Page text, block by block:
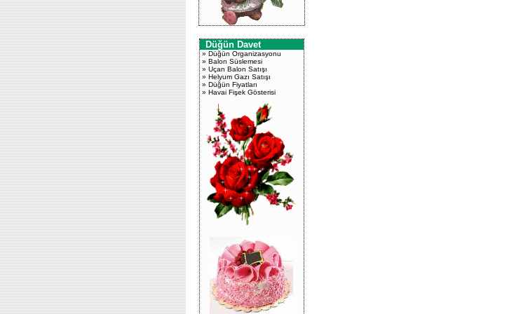
Düğün Davet
» Düğün Organizasyonu
» Balon Süslemesi
» Uçan Balon Satışı
» Helyum Gazı Satışı
» Düğün Fiyatları
» Havai Fişek Gösterisi